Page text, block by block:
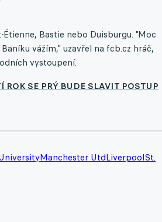
Bastie nebo Duisburgu. "Moc
vážím," uzavřel na fcb.cz hráč,
vystoupení.
SE PRÝ BUDE SLAVIT POSTUP
Manchester UtdLiverpoolSt.